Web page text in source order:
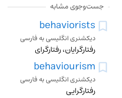
جست‌وجوی مشابه
behaviorists
دیکشنری انگلیسی به فارسی
رفتارگرایان، رفتارگرای
behaviourism
دیکشنری انگلیسی به فارسی
رفتارگرایی